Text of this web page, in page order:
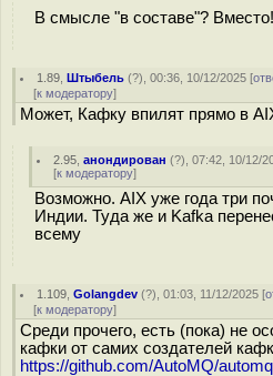
В смысле "в составе"? Вместо!
1.89 ,Штыбель (?), 00:36, 10/12/2025 [
[к модератору]
Может, Кафку впилят прямо в
2.95 ,анондирован (?), 07:42, 10/12/
[к модератору]
Возможно. AIX уже года три
Индии. Туда же и Kafka
всему
1.109 ,Golangdev (?), 01:03, 11/12/2025 [
[к модератору]
Среди прочего, есть (пока) не
кафки от самих создателей
https://github.com/AutoMQ/automq